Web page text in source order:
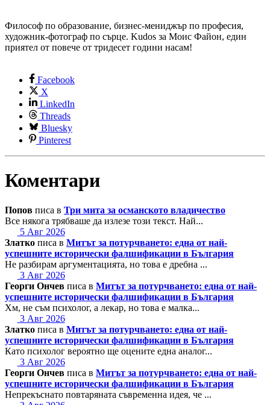
Философ по образование, бизнес-мениджър по професия,
художник-фотограф по сърце. Kudos за Моис Файон, един
приятел от повече от тридесет години насам!
Facebook
X
LinkedIn
Threads
Bluesky
Pinterest
Коментари
Попов писа в Три мита за османското владичество
Все някога трябваше да излезе този текст. Най...
5 Авг 2026
Златко писа в Митът за потурчването: една от най-
успешните исторически фалшификации в България
Не разбирам аргументацията, но това е дребна ...
3 Авг 2026
Георги Ончев писа в Митът за потурчването: една от най-
успешните исторически фалшификации в България
Хм, не съм психолог, а лекар, но това е малка...
3 Авг 2026
Златко писа в Митът за потурчването: една от най-
успешните исторически фалшификации в България
Като психолог вероятно ще оцените една аналог...
3 Авг 2026
Георги Ончев писа в Митът за потурчването: една от най-
успешните исторически фалшификации в България
Непрекъснато повтаряната съвременна идея, че ...